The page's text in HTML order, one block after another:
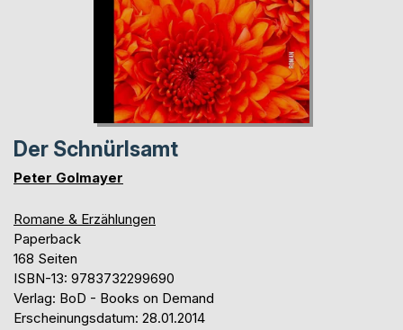
Der Schnürlsamt
Peter Golmayer
Romane & Erzählungen
Paperback
168 Seiten
ISBN-13: 9783732299690
Verlag: BoD - Books on Demand
Erscheinungsdatum: 28.01.2014